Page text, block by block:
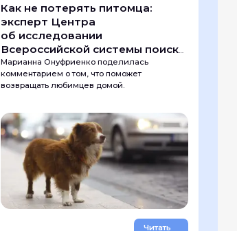
Как не потерять питомца:
эксперт Центра
об исследовании
Всероссийской системы поиска
домашних животных
Марианна Онуфриенко поделилась
комментарием о том, что поможет
возвращать любимцев домой.
Читать